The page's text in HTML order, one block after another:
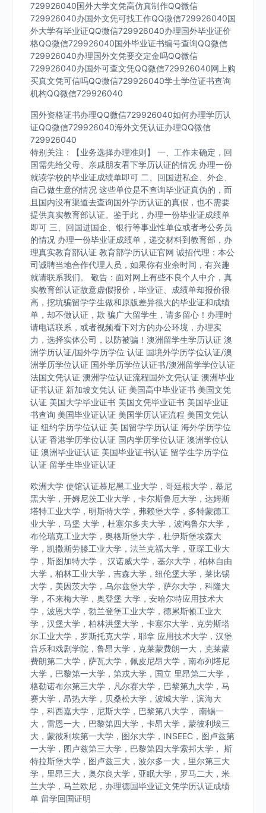
729926040国外大学文凭高仿真制作QQ微信
729926040办国外文凭可找工作QQ微信729926040国
外大学有毕业证QQ微信729926040办理国外毕业证价
格QQ微信729926040国外毕业证书编号查询QQ微信
729926040办理国外文凭要交定金吗QQ微信
729926040办国外可查文凭QQ微信729926040网上购
买真文凭可信吗QQ微信729926040学士学位证书查询
机构QQ微信729926040
国外资格证书办理QQ微信729926040如何办理学历认
证QQ微信729926040海外文凭认证办理QQ微信
729926040
特别关注：【业务选择办理准则】 一、工作未确定，回
国需先给父母、亲戚朋友看下学历认证的情况 办理一份
就读学校的毕业证成绩单即可 二、回国进私企、外企、
自己做生意的情况 这些单位是不查询毕业证真伪的，而
且国内没有渠道去查询国外学历认证的真假，也不需要
提供真实教育部认证。鉴于此，办理一份毕业证成绩单
即可 三、回国进国企、银行等事业性单位或者考公务员
的情况 办理一份毕业证成绩单，递交材料到教育部，办
理真实教育部认证 教育部学历认证官网 诚招代理：本公
司诚聘当地合作代理人员，如果你有业余时间，有兴趣
就请联系我们。 敬告：面对网上有些不良个人中介，真
实教育部认证故意虚假报价，毕业证、成绩单却报价很
高，挖坑骗留学学生做和原版差异很大的毕业证和成绩
单，却不做认证，欺 骗广大留学生，请多留心！办理时
请电话联系，或者视频看下对方的办公环境，办理实
力，选择实体公司，以防被骗！澳洲留学生学历认证 澳
洲学历认证/国外学历学位 认证 国境外学历学位认证/澳
洲学历学位认证 国外学历学位认证书/澳洲留学学位认证
法国文凭认证 澳洲学位认证流程国外文凭认证 澳洲毕业
证书认证 新加坡文凭认 证 美国高中毕业证书 美国文凭
认证 美国大学毕业证书 美国文凭毕业证书 美国毕业证
书查询 美国毕业证认证 美国学历认证流程 美国文凭认
证 纽约学历学位认证 美 国留学学历认证 海外学历学位
认证 香港学历学位认证 国内学历学位认证 澳洲学位认
证 澳洲毕业证认证 美国毕业证书认证 留学生学历学位
认证 留学生毕业证认证
欧洲大学 使馆认证慕尼黑工业大学，哥廷根大学，慕尼
黑大学，开姆尼茨工业大学，卡尔斯鲁厄大学，达姆斯
塔特工业大学，明斯特大学，弗赖堡大学，多特蒙德工
业大学，马堡 大学，杜塞尔多夫大学，波鸿鲁尔大学，
布伦瑞克工业大学，奥格斯堡大学，杜伊斯堡埃森大
学，凯撒斯劳滕工业大学，法兰克福大学，亚琛工业大
学，斯图加特大学， 汉诺威大学，基尔大学，柏林自由
大学，柏林工业大学，吉森大学，纽伦堡大学，莱比锡
大学，美因茨大学，乌尔兹堡大学，萨尔大学，科隆大
学，不来梅大学，奥登堡 大学，安哈尔特应用技术大
学，波恩大学，勃兰登堡工业大学，德累斯顿工业大
学，汉堡大学，柏林洪堡大学，卡塞尔大学，克劳斯塔
尔工业大学，罗斯托克大学，耶拿 应用技术大学，汉堡
音乐和戏剧学院，鲁昂大学，克莱蒙费朗一大，克莱蒙
费朗第二大学，萨瓦大学，佩皮尼昂大学，南布列塔尼
大学，巴黎第一大学，第戎大学，国立 里昂第二大学，
格勒诺布尔第三大学，凡尔赛大学，巴黎第九大学，马
赛大学，昂热大学，贝桑松大学，波城大学，滨海大
学，科西嘉大学，尼斯大学，巴黎第八大学， 南锡一
大，雷恩一大，巴黎第四大学，卡昂大学，蒙彼利埃三
大，蒙彼利埃第一大学，图尔大学，INSEEC，图卢兹第
一大学，图卢兹第三大学，巴黎第四大学索邦大学， 斯
特拉斯堡大学，图卢兹三大，波尔多一大，里尔第三大
学，里昂三大，奥尔良大学，亚眠大学，罗马二大，米
兰大学，马兰欧尼，办理德国毕业证文凭学历认证成绩
单 留学回国证明